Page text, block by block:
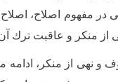
در مفهوم اصلاح،
از منكر و عاقبت ترك
نهى از منكر، ادامه